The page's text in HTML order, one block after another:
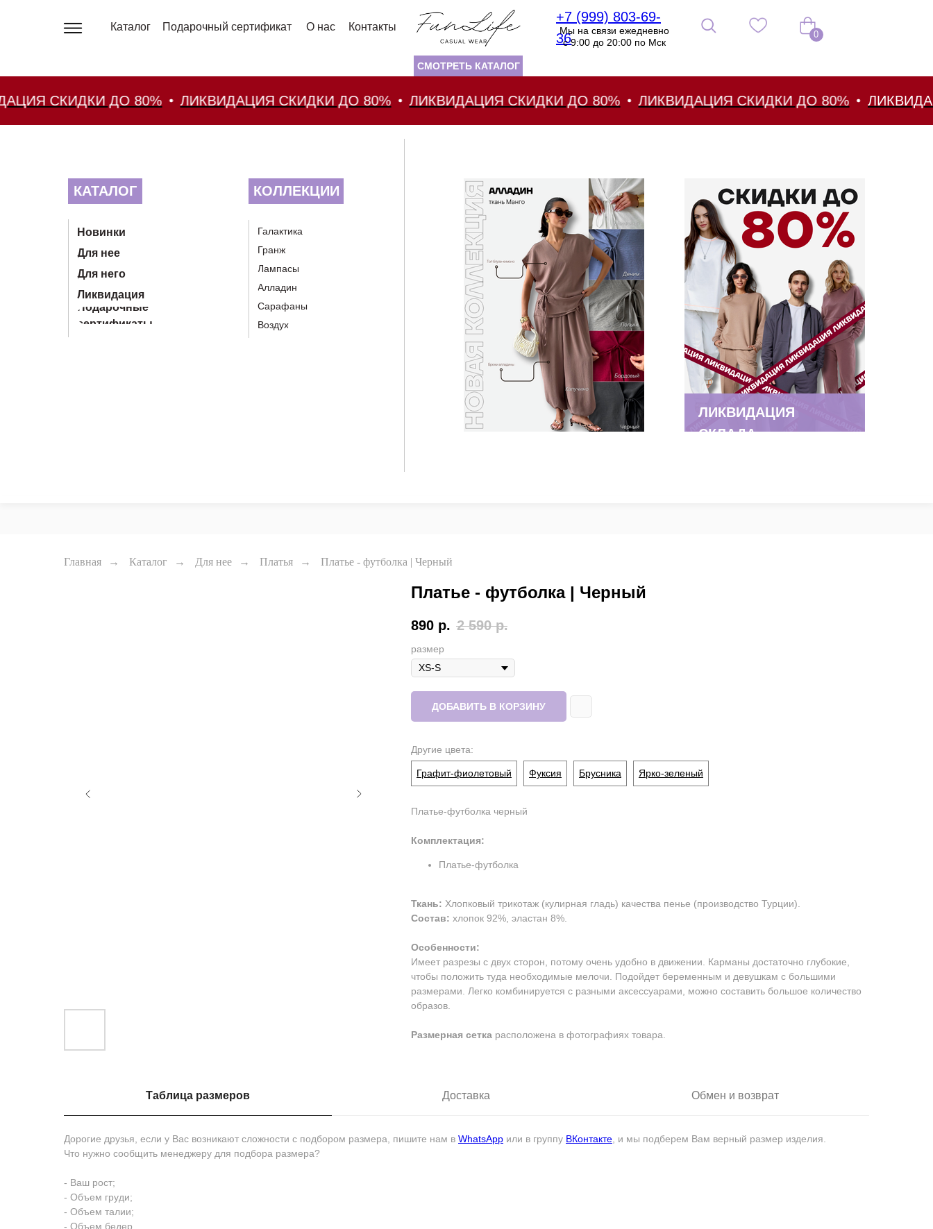
Каталог Подарочный сертификат О нас Контакты
СМОТРЕТЬ КАТАЛОГ
0
+7 (999) 803-69-
36
Мы на связи ежедневно
с 9:00 до 20:00 по Мск
СКИДКИ ДО 80% ЛИКВИДАЦИЯ СКИДКИ ДО 80% ЛИКВИДАЦИЯ СКИДКИ ДО 80% ЛИКВИДАЦИЯ СКИДКИ ДО 80%
Ликвидация
Для него
Подарочные
сертификаты
Лампасы
Алладин
Сарафаны
Воздух
Галактика
Гранж
КАТАЛОГ КОЛЛЕКЦИИ
Для нее
Новинки
ЛИКВИДАЦИЯ
СКЛАДА
Главная → Каталог → Для нее → Платья → Платье - футболка | Черный
Платье - футболка | Черный
890 р. 2 590 р.
размер
ДОБАВИТЬ В КОРЗИНУ
Другие цвета:
Графит-фиолетовый Фуксия Брусника Ярко-зеленый
Платье-футболка черный
Комплектация:
Платье-футболка
Ткань: Хлопковый трикотаж (кулирная гладь) качества пенье (производство Турции).
Состав: хлопок 92%, эластан 8%.
Особенности:
Имеет разрезы с двух сторон, потому очень удобно в движении. Карманы достаточно глубокие,
чтобы положить туда необходимые мелочи. Подойдет беременным и девушкам с большими
размерами. Легко комбинируется с разными аксессуарами, можно составить большое количество
образов.
Размерная сетка расположена в фотографиях товара.
Таблица размеров Доставка Обмен и возврат
Дорогие друзья, если у Вас возникают сложности с подбором размера, пишите нам в WhatsApp или в группу ВКонтакте, и мы подберем Вам верный размер изделия.
Что нужно сообщить менеджеру для подбора размера?
- Ваш рост;
- Объем груди;
- Объем талии;
- Объем бедер.